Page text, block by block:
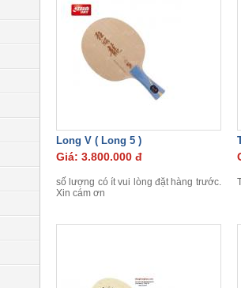
Long V ( Long 5 )
Giá: 3.800.000 đ
số lượng có ít vui lòng đặt hàng trước.
Xin cám ơn